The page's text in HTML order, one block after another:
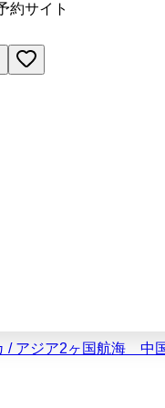
約サイト
/ アジア2ヶ国航海 中